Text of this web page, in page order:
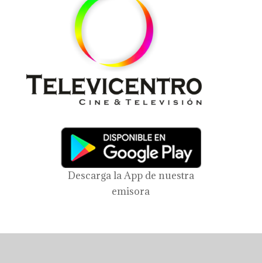
Descarga la App de nuestra
emisora